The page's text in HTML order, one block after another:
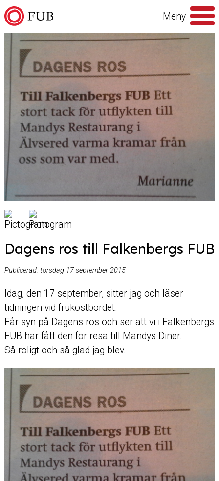
Hoppa till innehåll
Meny
Sök
Dagens ros till Falkenbergs FUB
Publicerad: torsdag 17 september 2015
Idag, den 17 september, sitter jag och läser
tidningen vid frukostbordet.
Får syn på Dagens ros och ser att vi i Falkenbergs
FUB har fått den för resa till Mandys Diner.
Så roligt och så glad jag blev.